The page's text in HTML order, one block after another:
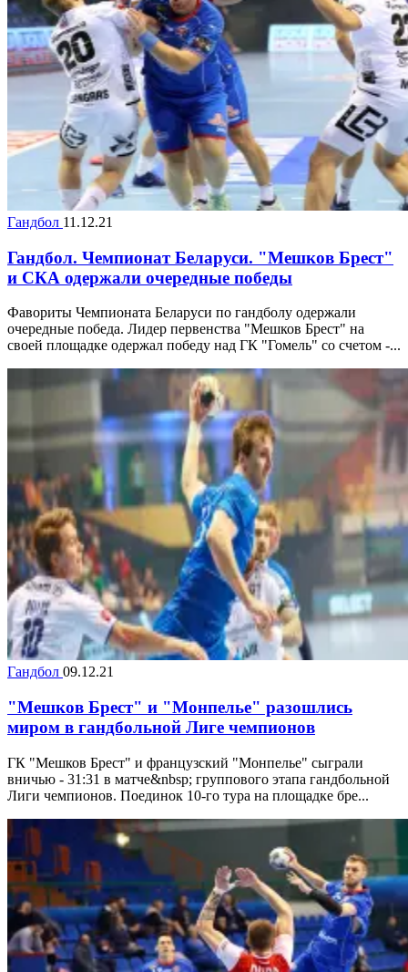
Гандбол 11.12.21
Гандбол. Чемпионат Беларуси. "Мешков Брест"
и СКА одержали очередные победы
Фавориты Чемпионата Беларуси по гандболу одержали
очередные победа. Лидер первенства "Мешков Брест" на
своей площадке одержал победу над ГК "Гомель" со счетом -...
Гандбол 09.12.21
"Мешков Брест" и "Монпелье" разошлись
миром в гандбольной Лиге чемпионов
ГК "Мешков Брест" и французский "Монпелье" сыграли
вничью - 31:31 в матче&nbsp; группового этапа гандбольной
Лиги чемпионов. Поединок 10-го тура на площадке бре...